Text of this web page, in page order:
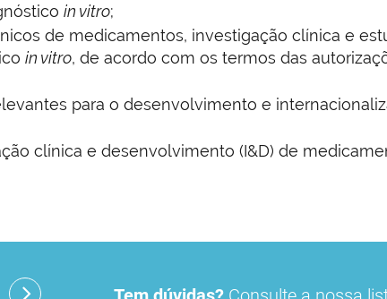
in vitro;
de medicamentos, investigação clínica e
in vitro, de acordo com os termos das
para o desenvolvimento e
clínica e desenvolvimento (I&D) de